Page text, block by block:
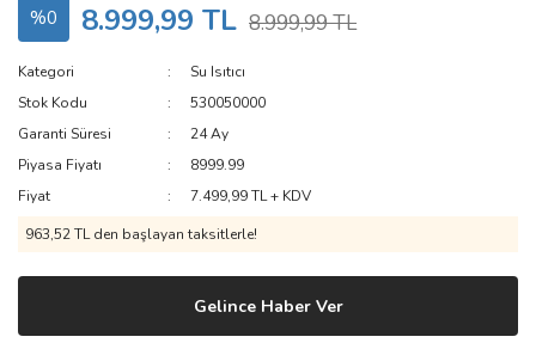
%0 8.999,99 TL 8.999,99 TL
Kategori
Su Isıtıcı
Stok Kodu
530050000
Garanti Süresi
24 Ay
Piyasa Fiyatı
8999.99
Fiyat
7.499,99 TL + KDV
963,52 TL den başlayan taksitlerle!
Gelince Haber Ver